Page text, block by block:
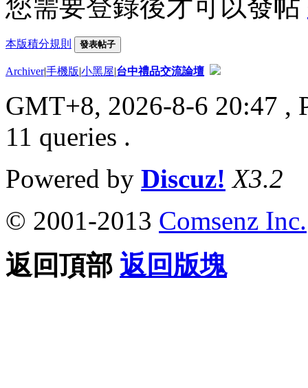
您需要登錄後才可以發帖
本版積分規則 發表帖子
Archiver|手機版|小黑屋|台中禮品交流論壇
GMT+8, 2026-8-6 20:47 ,
11 queries .
Powered by Discuz! X3.2
© 2001-2013 Comsenz Inc.
返回頂部 返回版塊